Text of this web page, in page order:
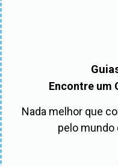
Encontre um
Nada melhor que
pelo mundo